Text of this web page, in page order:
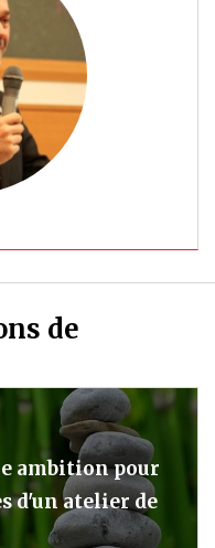
de
ambition pour
d'un atelier de